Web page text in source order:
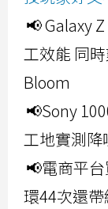
📢 Galaxy
工效能 同
Bloom
📢Sony
工地實測降
📢電商平
環44次還